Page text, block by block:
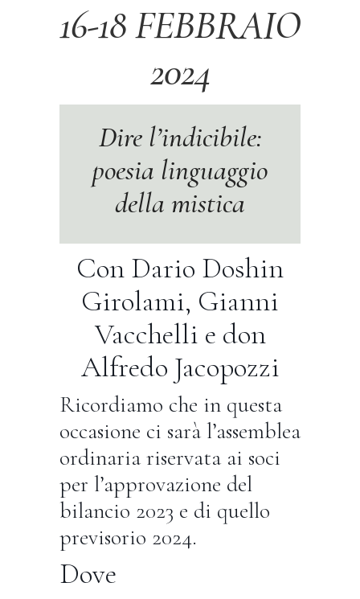
16-18 FEBBRAIO
2024
Dire l’indicibile:
poesia linguaggio
della mistica
Con Dario Doshin
Girolami, Gianni
Vacchelli e don
Alfredo Jacopozzi
Ricordiamo che in questa
occasione ci sarà l’assemblea
ordinaria riservata ai soci
per l’approvazione del
bilancio 2023 e di quello
previsorio 2024.
Dove